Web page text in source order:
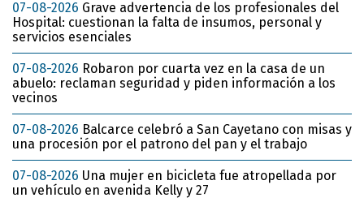
07-08-2026 Grave advertencia de los profesionales del
Hospital: cuestionan la falta de insumos, personal y
servicios esenciales
07-08-2026 Robaron por cuarta vez en la casa de un
abuelo: reclaman seguridad y piden información a los
vecinos
07-08-2026 Balcarce celebró a San Cayetano con misas y
una procesión por el patrono del pan y el trabajo
07-08-2026 Una mujer en bicicleta fue atropellada por
un vehículo en avenida Kelly y 27